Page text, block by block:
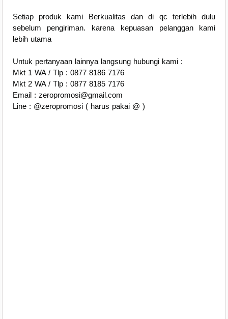
Setiap produk kami Berkualitas dan di qc terlebih dulu
sebelum pengiriman. karena kepuasan pelanggan kami
lebih utama
Untuk pertanyaan lainnya langsung hubungi kami :
Mkt 1 WA / Tlp : 0877 8186 7176
Mkt 2 WA / Tlp : 0877 8185 7176
Email : zeropromosi@gmail.com
Line : @zeropromosi ( harus pakai @ )